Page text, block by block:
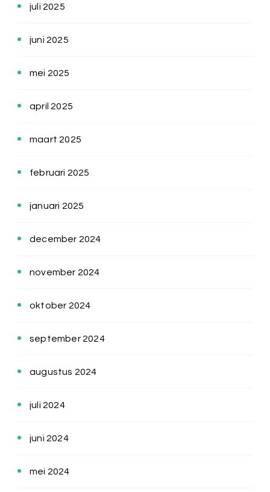
juli 2025
juni 2025
mei 2025
april 2025
maart 2025
februari 2025
januari 2025
december 2024
november 2024
oktober 2024
september 2024
augustus 2024
juli 2024
juni 2024
mei 2024